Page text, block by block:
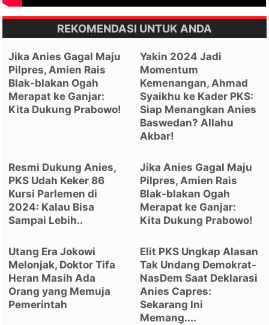
REKOMENDASI UNTUK ANDA
Jika Anies Gagal Maju
Pilpres, Amien Rais
Blak-blakan Ogah
Merapat ke Ganjar:
Kita Dukung Prabowo!
Yakin 2024 Jadi
Momentum
Kemenangan, Ahmad
Syaikhu ke Kader PKS:
Siap Menangkan Anies
Baswedan? Allahu
Akbar!
Resmi Dukung Anies,
PKS Udah Keker 86
Kursi Parlemen di
2024: Kalau Bisa
Sampai Lebih..
Jika Anies Gagal Maju
Pilpres, Amien Rais
Blak-blakan Ogah
Merapat ke Ganjar:
Kita Dukung Prabowo!
Utang Era Jokowi
Melonjak, Doktor Tifa
Heran Masih Ada
Orang yang Memuja
Pemerintah
Elit PKS Ungkap Alasan
Tak Undang Demokrat-
NasDem Saat Deklarasi
Anies Capres:
Sekarang Ini
Memang....